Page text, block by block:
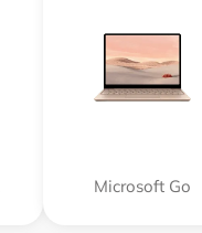
Microsoft Go